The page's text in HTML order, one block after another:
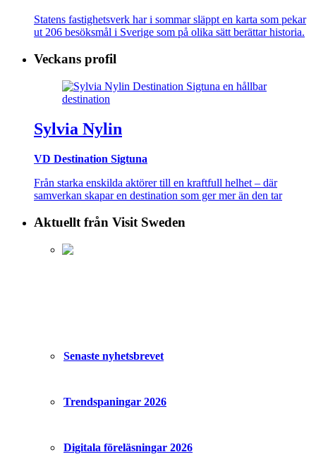
Statens fastighetsverk har i sommar släppt en karta som pekar
ut 206 besöksmål i Sverige som på olika sätt berättar historia.
Veckans profil
Sylvia Nylin
VD Destination Sigtuna
Från starka enskilda aktörer till en kraftfull helhet – där
samverkan skapar en destination som ger mer än den tar
Aktuellt från Visit Sweden
Senaste nyhetsbrevet
Trendspaningar 2026
Digitala föreläsningar 2026